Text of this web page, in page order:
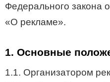
Федерального закона
«О рекламе».
1. Основные
1.1. Организатором